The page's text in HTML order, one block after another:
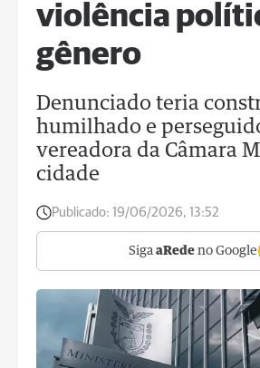
violência
gênero
Denunciado teria
humilhado e
vereadora da Câmara
cidade
Publicado: 19/06/2026, 13:52
Siga aRede no Google